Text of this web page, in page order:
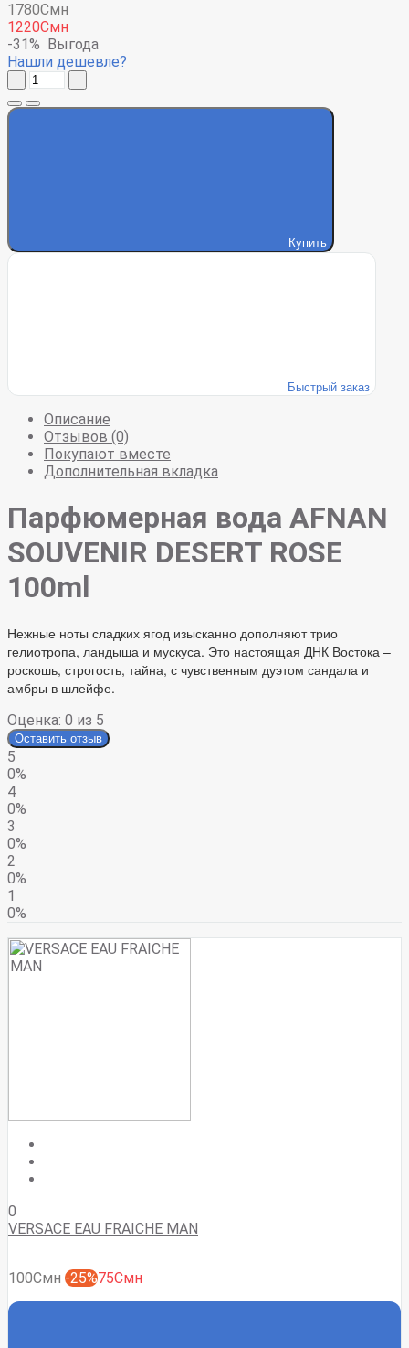
1780Смн
1220Смн
-31% Выгода
Нашли дешевле?
Купить
Быстрый заказ
Описание
Отзывов (0)
Покупают вместе
Дополнительная вкладка
Парфюмерная вода AFNAN
SOUVENIR DESERT ROSE
100ml
Нежные ноты сладких ягод изысканно дополняют трио
гелиотропа, ландыша и мускуса. Это настоящая ДНК Востока –
роскошь, строгость, тайна, с чувственным дуэтом сандала и
амбры в шлейфе.
Оценка: 0 из 5
Оставить отзыв
5
0%
4
0%
3
0%
2
0%
1
0%
0
VERSACE EAU FRAICHE MAN
100Смн -25%75Смн